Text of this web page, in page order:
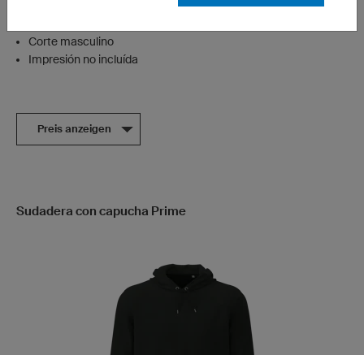
Corte masculino
Impresión no incluída
Preis anzeigen
Sudadera con capucha Prime